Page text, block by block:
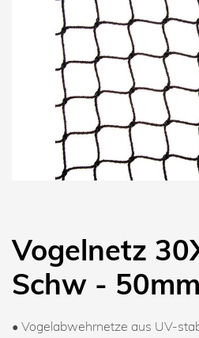
Vogelnetz
Schw -
• Vogelabwehrnetze aus UV-